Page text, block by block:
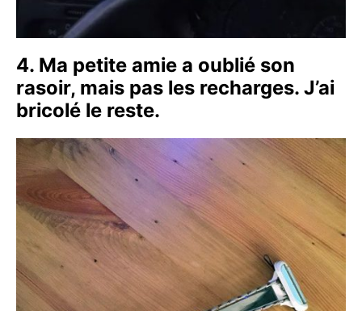
4. Ma petite amie a oublié son
rasoir, mais pas les recharges. J’ai
bricolé le reste.